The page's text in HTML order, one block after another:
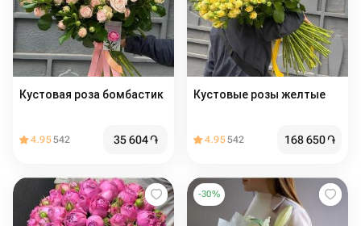
Кустовая роза бомбастик
4.95542 35 604֏
Кустовые розы желтые
4.95542 168 650֏
-30%